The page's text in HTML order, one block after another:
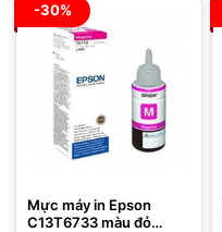
-30%
Mực máy in Epson
C13T6733 màu đỏ